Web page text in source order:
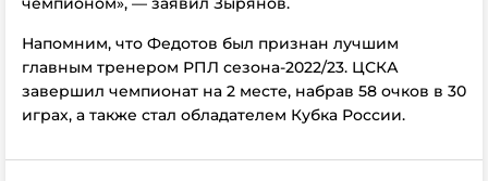
Напомним, что Федотов был признан лучшим
главным тренером РПЛ сезона-2022/23. ЦСКА
завершил чемпионат на 2 месте, набрав 58 очков в 30
играх, а также стал обладателем Кубка России.